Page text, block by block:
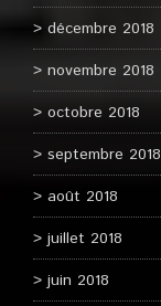
décembre 2018
novembre 2018
octobre 2018
septembre 2018
août 2018
juillet 2018
juin 2018